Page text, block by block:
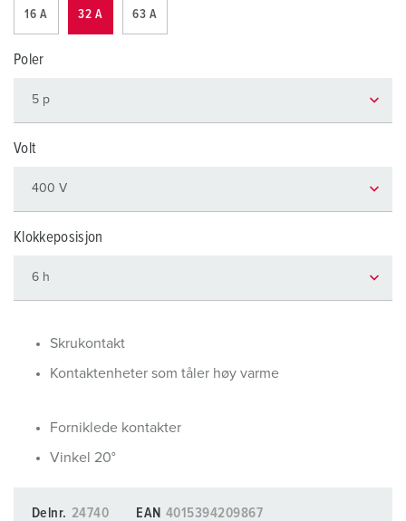
16 A 32 A 63 A
Poler
Volt
Klokkeposisjon
Skrukontakt
Kontaktenheter som tåler høy varme
Forniklede kontakter
Vinkel 20°
Delnr. 24740 EAN 4015394209867